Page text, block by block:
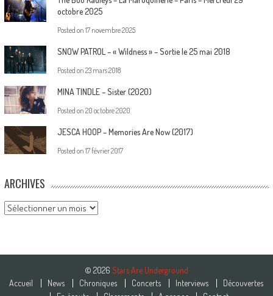
octobre 2025
Posted on 17 novembre 2025
SNOW PATROL – « Wildness » – Sortie le 25 mai 2018
Posted on 23 mars 2018
MINA TINDLE – Sister (2020)
Posted on 20 octobre 2020
JESCA HOOP – Memories Are Now (2017)
Posted on 17 février 2017
ARCHIVES
Archives
© 2026 Stars Are Underground
Accueil
News Chroniques Concerts Interviews
Découvertes